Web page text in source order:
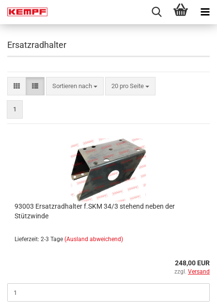
Ersatzradhalter
Sortieren nach
Sortieren nach 20 pro Seite
pro Seite
1
93003 Ersatzradhalter f.SKM 34/3 stehend neben der
Stützwinde
Lieferzeit: 2-3 Tage (Ausland abweichend)
248,00 EUR
zzgl. Versand